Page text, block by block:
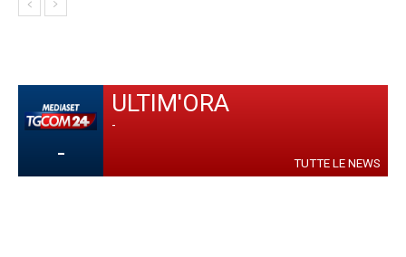
-
ULTIM'ORA
-
TUTTE LE NEWS